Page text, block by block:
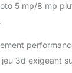
5 mp/8 mp
3d exigeant